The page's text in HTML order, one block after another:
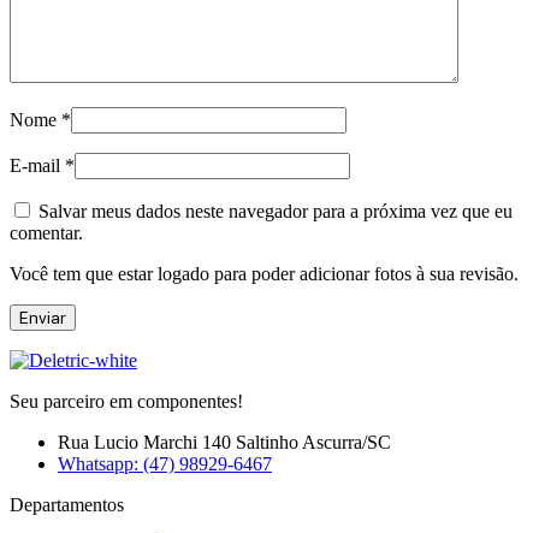
Nome *
E-mail *
Salvar meus dados neste navegador para a próxima vez que eu
comentar.
Você tem que estar logado para poder adicionar fotos à sua revisão.
Seu parceiro em componentes!
Rua Lucio Marchi 140 Saltinho Ascurra/SC
Whatsapp: (47) 98929-6467
Departamentos